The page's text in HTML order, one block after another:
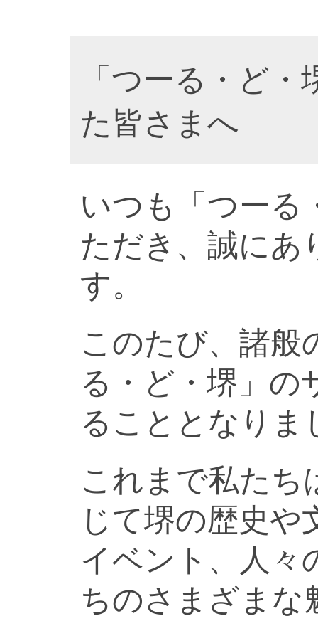
「つーる・ど
た皆さまへ
いつも「つーる
ただき、誠にあ
す。
このたび、諸般
る・ど・堺」の
ることとなりま
これまで私たち
じて堺の歴史や
イベント、人々
ちのさまざまな